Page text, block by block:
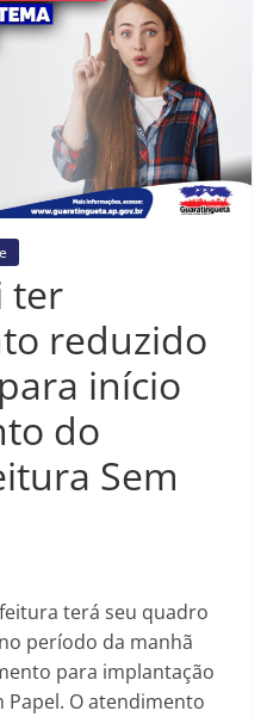
ter
reduzido
início
do
Sem
terá seu quadro
período da manhã
para implantação
Papel. O atendimento